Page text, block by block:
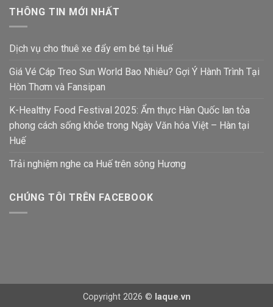
THÔNG TIN MỚI NHẤT
Dịch vụ cho thuê xe đẩy em bé tại Huế
Giá Vé Cáp Treo Sun World Bao Nhiêu? Gợi Ý Hành Trình Tại
Hòn Thơm và Fansipan
K-Healthy Food Festival 2025: Ẩm thực Hàn Quốc lan tỏa
phong cách sống khỏe trong Ngày Văn hóa Việt – Hàn tại
Huế
Trải nghiệm nghe ca Huế trên sông Hương
CHÚNG TÔI TRÊN FACEBOOK
Copyright 2026 © laque.vn